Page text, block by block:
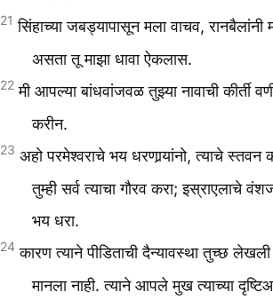
21 सिंहाच्या जबड्यापासून मला वाचव,
असता तू माझा धावा ऐकलास.
22 मी आपल्या बांधवांजवळ तुझ्या नावाची कीर्ती
करीन.
23 अहो परमेश्वराचे भय धरणार्‍यांनो, त्याचे स्तवन
तुम्ही सर्व त्याचा गौरव करा; इस्राएलाचे
भय धरा.
24 कारण त्याने पीडिताची दैन्यावस्था तुच्छ लेखली
मानला नाही. त्याने आपले मुख त्याच्या